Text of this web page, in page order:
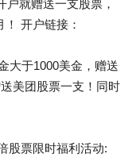
户就赠送一支股票，
开户链接：
大于1000美金，赠送
美团股票一支！同时
股票限时福利活动: